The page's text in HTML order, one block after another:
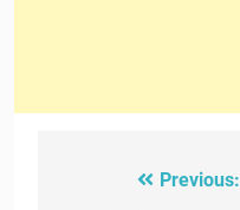
Previous: